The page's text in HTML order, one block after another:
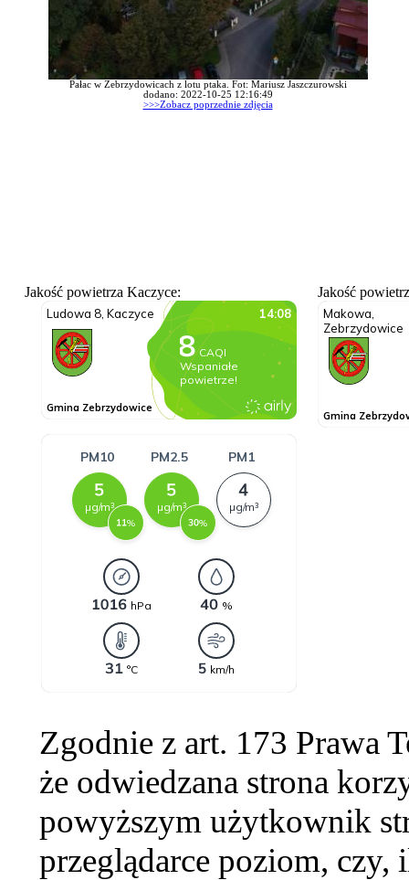
Pałac w Zebrzydowicach z lotu ptaka. Fot: Mariusz Jaszczurowski
dodano: 2022-10-25 12:16:49
>>>Zobacz poprzednie zdjęcia
Jakość powietrza Kaczyce: Jakość
Zgodnie z art. 173 Prawa
że odwiedzana strona
powyższym użytkownik
przeglądarce poziom,